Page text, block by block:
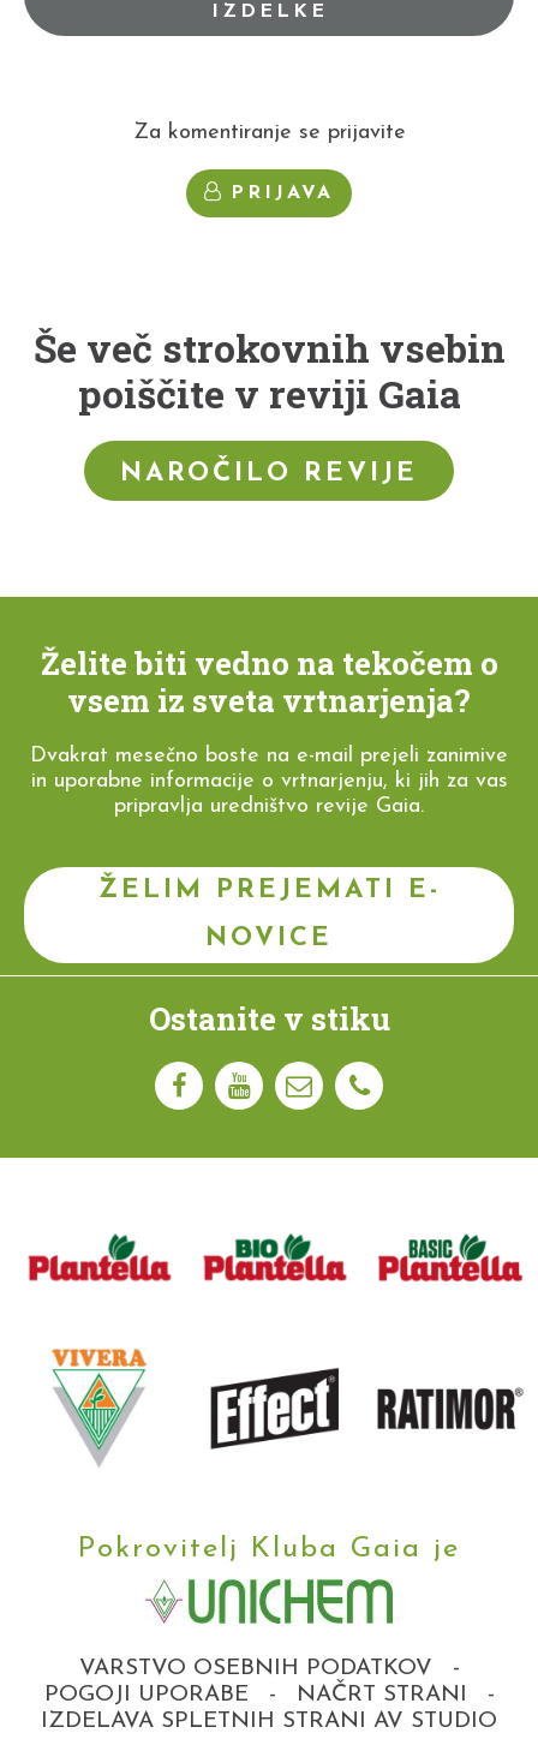
IZDELKE
Za komentiranje se prijavite
PRIJAVA
Še več strokovnih vsebin
poiščite v reviji Gaia
NAROČILO REVIJE
Želite biti vedno na tekočem o
vsem iz sveta vrtnarjenja?
Dvakrat mesečno boste na e-mail prejeli zanimive
in uporabne informacije o vrtnarjenju, ki jih za vas
pripravlja uredništvo revije Gaia.
ŽELIM PREJEMATI E-
NOVICE
Ostanite v stiku
Pokrovitelj Kluba Gaia je
VARSTVO OSEBNIH PODATKOV
-
POGOJI UPORABE
- NAČRT STRANI
-
IZDELAVA SPLETNIH STRANI AV STUDIO